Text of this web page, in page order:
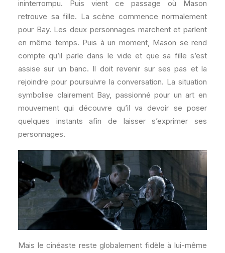
ininterrompu. Puis vient ce passage où Mason
retrouve sa fille. La scène commence normalement
pour Bay. Les deux personnages marchent et parlent
en même temps. Puis à un moment, Mason se rend
compte qu’il parle dans le vide et que sa fille s’est
assise sur un banc. Il doit revenir sur ses pas et la
rejoindre pour poursuivre la conversation. La situation
symbolise clairement Bay, passionné pour un art en
mouvement qui découvre qu’il va devoir se poser
quelques instants afin de laisser s’exprimer ses
personnages.
Mais le cinéaste reste globalement fidèle à lui-même